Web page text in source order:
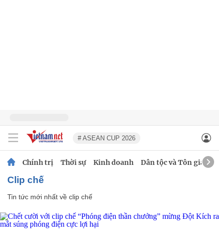
# ASEAN CUP 2026
Chính trị Thời sự Kinh doanh Dân tộc và Tôn giáo
clip chế
Tin tức mới nhất về clip chế